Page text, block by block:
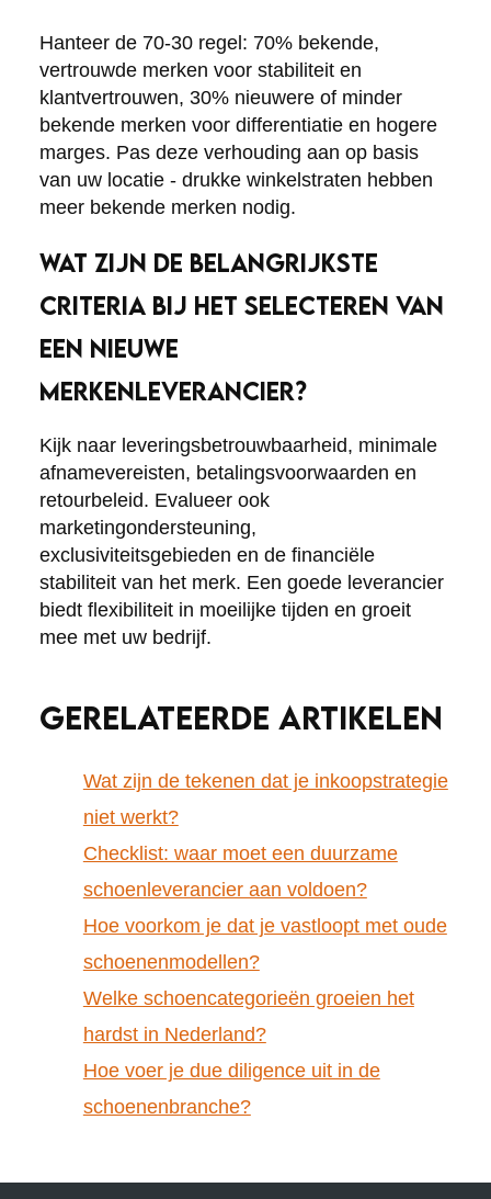
Hanteer de 70-30 regel: 70% bekende,
vertrouwde merken voor stabiliteit en
klantvertrouwen, 30% nieuwere of minder
bekende merken voor differentiatie en hogere
marges. Pas deze verhouding aan op basis
van uw locatie - drukke winkelstraten hebben
meer bekende merken nodig.
WAT ZIJN DE BELANGRIJKSTE
CRITERIA BIJ HET SELECTEREN VAN
EEN NIEUWE
MERKENLEVERANCIER?
Kijk naar leveringsbetrouwbaarheid, minimale
afnamevereisten, betalingsvoorwaarden en
retourbeleid. Evalueer ook
marketingondersteuning,
exclusiviteitsgebieden en de financiële
stabiliteit van het merk. Een goede leverancier
biedt flexibiliteit in moeilijke tijden en groeit
mee met uw bedrijf.
GERELATEERDE ARTIKELEN
Wat zijn de tekenen dat je inkoopstrategie
niet werkt?
Checklist: waar moet een duurzame
schoenleverancier aan voldoen?
Hoe voorkom je dat je vastloopt met oude
schoenenmodellen?
Welke schoencategorieën groeien het
hardst in Nederland?
Hoe voer je due diligence uit in de
schoenenbranche?